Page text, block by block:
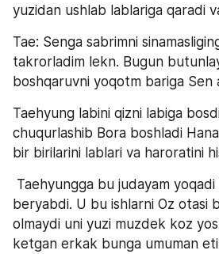
yuzidan ushlab lablariga qaradi
Tae: Senga sabrimni
takrorladim lekn. Bugun
boshqaruvni yoqotm bariga Sen
Taehyung labini qizni labiga
chuqurlashib Bora boshladi
bir birilarini lablari va haroratini
beryabdi. U bu ishlarni Oz otasi
olmaydi uni yuzi muzdek koz
ketgan erkak bunga umuman